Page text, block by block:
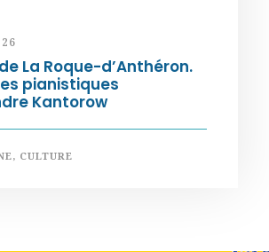
La Roque-d’Anthéron.
pianistiques
Kantorow
, CULTURE